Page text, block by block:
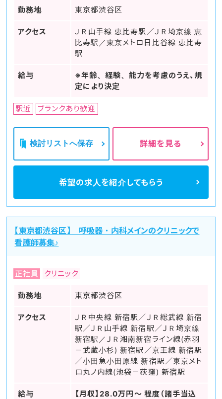
勤務地 東京都渋谷区
アクセス
ＪＲ山手線 恵比寿駅／ＪＲ埼京線 恵
比寿駅／東京メトロ日比谷線 恵比寿
駅
給与
※年齢、経験、能力を考慮のうえ、規
定により決定
駅近 ブランクあり歓迎
検討リストへ保存 詳細を見る
希望の求人を紹介してもらう
【東京都渋谷区】 呼吸器・内科メインのクリニックで
看護師募集♪
正社員 クリニック
勤務地 東京都渋谷区
アクセス
ＪＲ中央線 新宿駅／ＪＲ総武線 新宿
駅／ＪＲ山手線 新宿駅／ＪＲ埼京線
新宿駅／ＪＲ湘南新宿ライン線(赤羽
－武蔵小杉) 新宿駅／京王線 新宿駅
／小田急小田原線 新宿駅／東京メト
ロ丸ノ内線(池袋－荻窪) 新宿駅
給与 【月収】28.0万円～ 程度（諸手当込